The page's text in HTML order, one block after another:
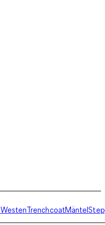
WestenTrenchcoatMäntel